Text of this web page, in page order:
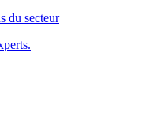
du secteur